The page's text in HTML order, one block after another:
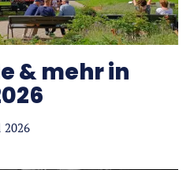
& mehr in
2026